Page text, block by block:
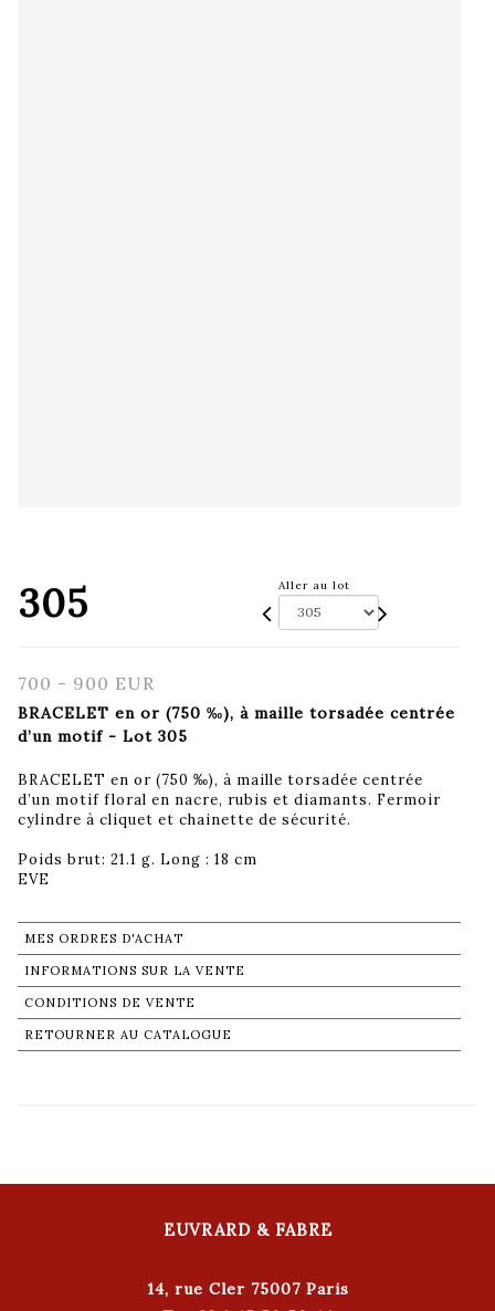
305 Aller au lot
700 - 900 EUR
BRACELET en or (750 ‰), à maille torsadée centrée
d’un motif - Lot 305
BRACELET en or (750 ‰), à maille torsadée centrée
d’un motif floral en nacre, rubis et diamants. Fermoir
cylindre à cliquet et chainette de sécurité.
Poids brut: 21.1 g. Long : 18 cm
EVE
MES ORDRES D'ACHAT
INFORMATIONS SUR LA VENTE
CONDITIONS DE VENTE
RETOURNER AU CATALOGUE
EUVRARD & FABRE
14, rue Cler 75007 Paris